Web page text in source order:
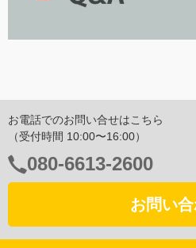
お電話でのお問い合せはこちら
（受付時間 10:00〜16:00）
電
話
号：
080-6613-2600
お問い